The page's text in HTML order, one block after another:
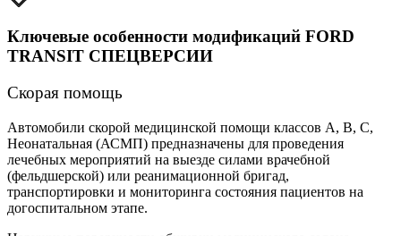
Ключевые особенности модификаций FORD
TRANSIT СПЕЦВЕРСИИ
Скорая помощь
Автомобили скорой медицинской помощи классов A, B, C,
Неонатальная (АСМП) предназначены для проведения
лечебных мероприятий на выезде силами врачебной
(фельдшерской) или реанимационной бригад,
транспортировки и мониторинга состояния пациентов на
догоспитальном этапе.